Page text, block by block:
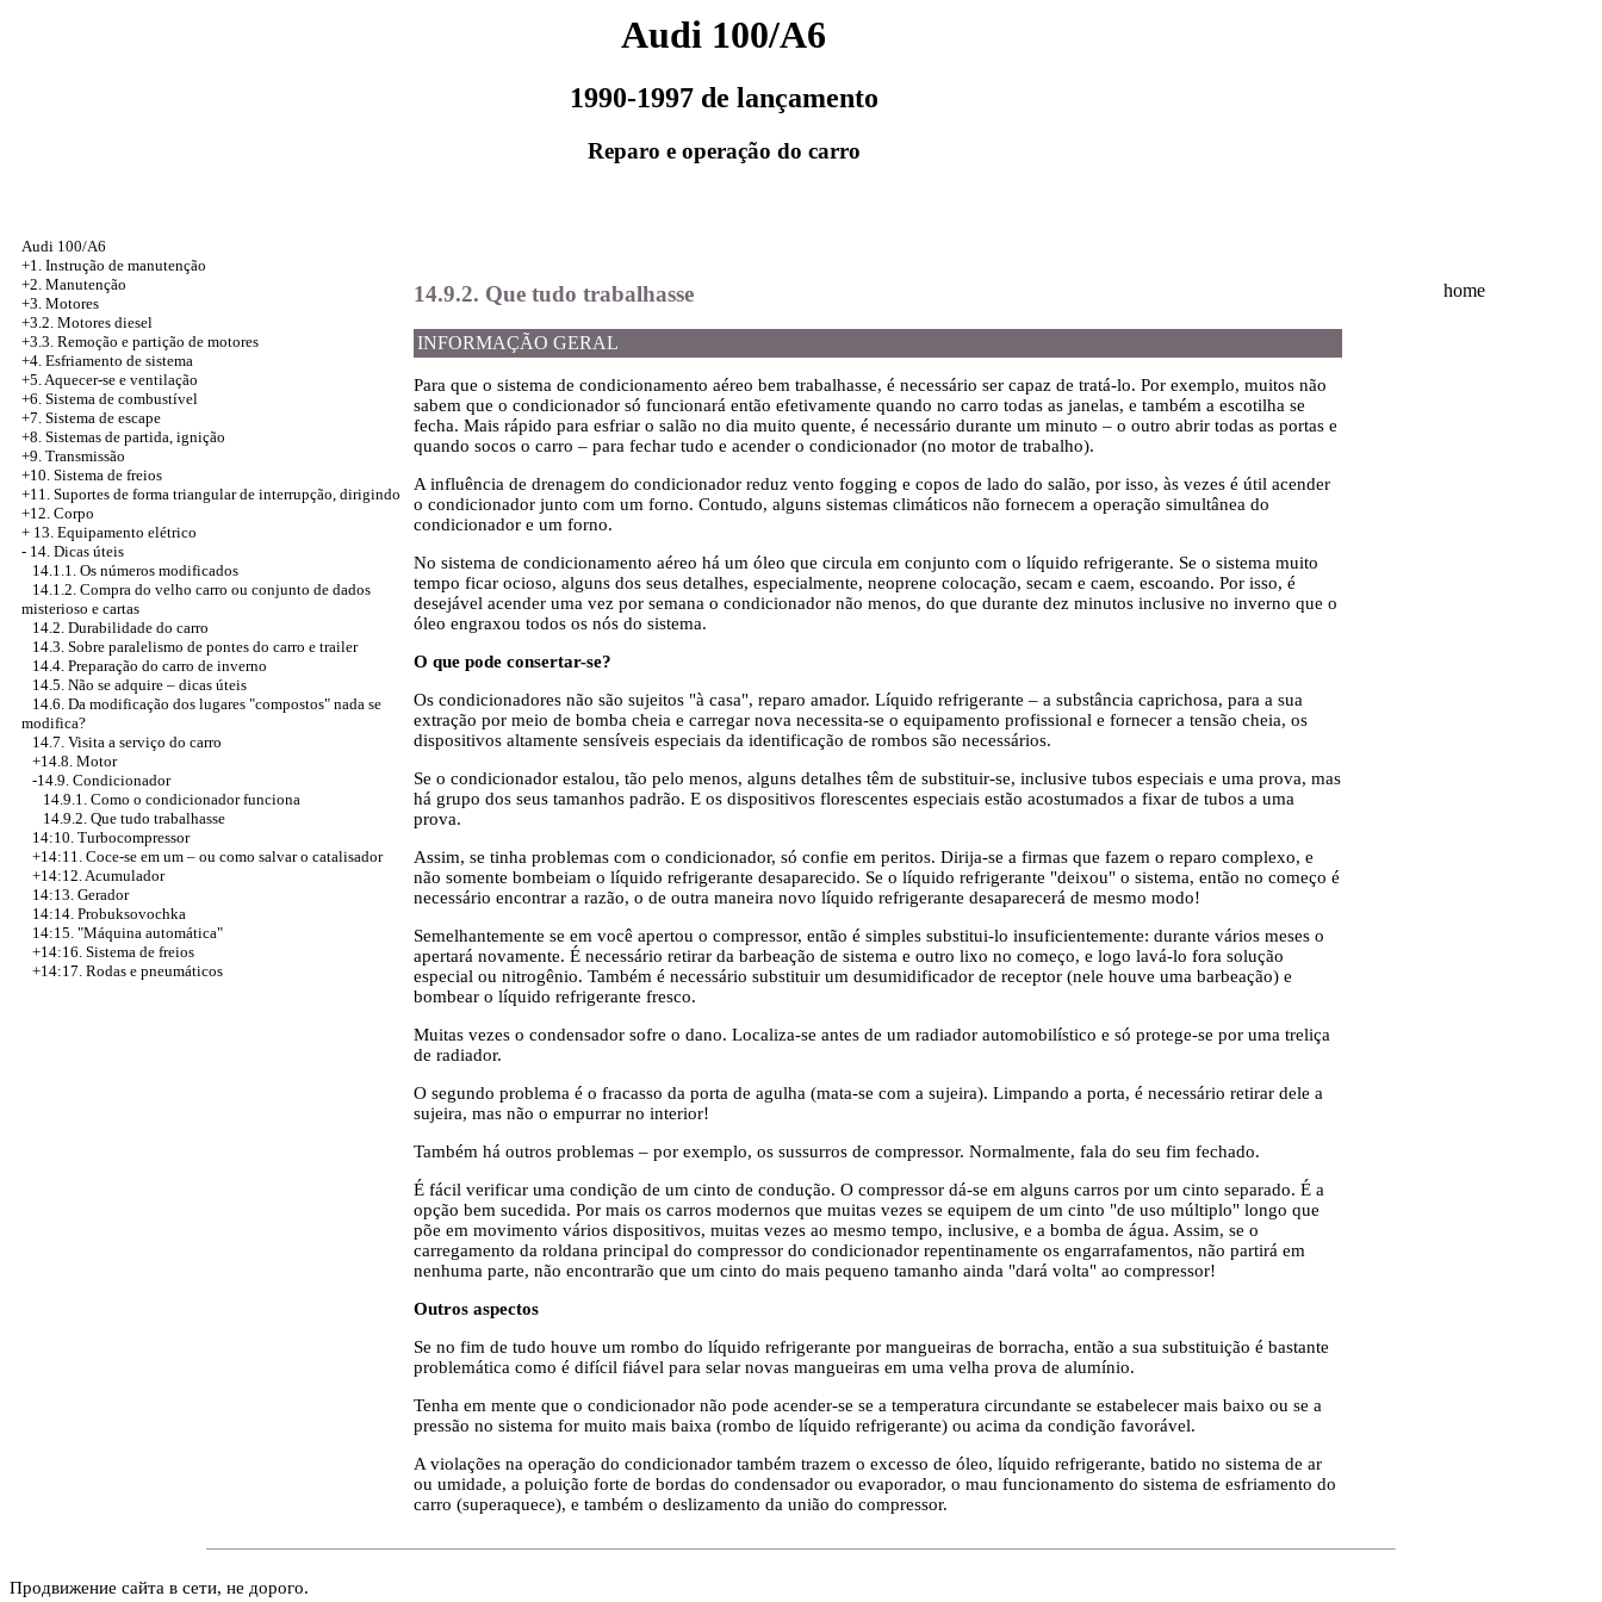
Audi 100/A6
1990-1997 de lançamento
Reparo e operação do carro
Audi 100/A6
+1. Instrução de manutenção
+2. Manutenção
+3. Motores
+3.2. Motores diesel
+3.3. Remoção e partição de motores
+4. Esfriamento de sistema
+5. Aquecer-se e ventilação
+6. Sistema de combustível
+7. Sistema de escape
+8. Sistemas de partida, ignição
+9. Transmissão
+10. Sistema de freios
+11. Suportes de forma triangular de interrupção, dirigindo
+12. Corpo
+ 13. Equipamento elétrico
- 14. Dicas úteis
14.1.1. Os números modificados
14.1.2. Compra do velho carro ou conjunto de dados
misterioso e cartas
14.2. Durabilidade do carro
14.3. Sobre paralelismo de pontes do carro e trailer
14.4. Preparação do carro de inverno
14.5. Não se adquire – dicas úteis
14.6. Da modificação dos lugares "compostos" nada se
modifica?
14.7. Visita a serviço do carro
+14.8. Motor
-14.9. Condicionador
14.9.1. Como o condicionador funciona
14.9.2. Que tudo trabalhasse
14:10. Turbocompressor
+14:11. Coce-se em um – ou como salvar o catalisador
+14:12. Acumulador
14:13. Gerador
14:14. Probuksovochka
14:15. "Máquina automática"
+14:16. Sistema de freios
+14:17. Rodas e pneumáticos
14.9.2. Que tudo trabalhasse
INFORMAÇÃO GERAL
Para que o sistema de condicionamento aéreo bem trabalhasse, é necessário ser capaz de tratá-lo. Por exemplo, muitos não
sabem que o condicionador só funcionará então efetivamente quando no carro todas as janelas, e também a escotilha se
fecha. Mais rápido para esfriar o salão no dia muito quente, é necessário durante um minuto – o outro abrir todas as portas e
quando socos o carro – para fechar tudo e acender o condicionador (no motor de trabalho).
A influência de drenagem do condicionador reduz vento fogging e copos de lado do salão, por isso, às vezes é útil acender
o condicionador junto com um forno. Contudo, alguns sistemas climáticos não fornecem a operação simultânea do
condicionador e um forno.
No sistema de condicionamento aéreo há um óleo que circula em conjunto com o líquido refrigerante. Se o sistema muito
tempo ficar ocioso, alguns dos seus detalhes, especialmente, neoprene colocação, secam e caem, escoando. Por isso, é
desejável acender uma vez por semana o condicionador não menos, do que durante dez minutos inclusive no inverno que o
óleo engraxou todos os nós do sistema.
O que pode consertar-se?
Os condicionadores não são sujeitos "à casa", reparo amador. Líquido refrigerante – a substância caprichosa, para a sua
extração por meio de bomba cheia e carregar nova necessita-se o equipamento profissional e fornecer a tensão cheia, os
dispositivos altamente sensíveis especiais da identificação de rombos são necessários.
Se o condicionador estalou, tão pelo menos, alguns detalhes têm de substituir-se, inclusive tubos especiais e uma prova, mas
há grupo dos seus tamanhos padrão. E os dispositivos florescentes especiais estão acostumados a fixar de tubos a uma
prova.
Assim, se tinha problemas com o condicionador, só confie em peritos. Dirija-se a firmas que fazem o reparo complexo, e
não somente bombeiam o líquido refrigerante desaparecido. Se o líquido refrigerante "deixou" o sistema, então no começo é
necessário encontrar a razão, o de outra maneira novo líquido refrigerante desaparecerá de mesmo modo!
Semelhantemente se em você apertou o compressor, então é simples substitui-lo insuficientemente: durante vários meses o
apertará novamente. É necessário retirar da barbeação de sistema e outro lixo no começo, e logo lavá-lo fora solução
especial ou nitrogênio. Também é necessário substituir um desumidificador de receptor (nele houve uma barbeação) e
bombear o líquido refrigerante fresco.
Muitas vezes o condensador sofre o dano. Localiza-se antes de um radiador automobilístico e só protege-se por uma treliça
de radiador.
O segundo problema é o fracasso da porta de agulha (mata-se com a sujeira). Limpando a porta, é necessário retirar dele a
sujeira, mas não o empurrar no interior!
Também há outros problemas – por exemplo, os sussurros de compressor. Normalmente, fala do seu fim fechado.
É fácil verificar uma condição de um cinto de condução. O compressor dá-se em alguns carros por um cinto separado. É a
opção bem sucedida. Por mais os carros modernos que muitas vezes se equipem de um cinto "de uso múltiplo" longo que
põe em movimento vários dispositivos, muitas vezes ao mesmo tempo, inclusive, e a bomba de água. Assim, se o
carregamento da roldana principal do compressor do condicionador repentinamente os engarrafamentos, não partirá em
nenhuma parte, não encontrarão que um cinto do mais pequeno tamanho ainda "dará volta" ao compressor!
Outros aspectos
Se no fim de tudo houve um rombo do líquido refrigerante por mangueiras de borracha, então a sua substituição é bastante
problemática como é difícil fiável para selar novas mangueiras em uma velha prova de alumínio.
Tenha em mente que o condicionador não pode acender-se se a temperatura circundante se estabelecer mais baixo ou se a
pressão no sistema for muito mais baixa (rombo de líquido refrigerante) ou acima da condição favorável.
A violações na operação do condicionador também trazem o excesso de óleo, líquido refrigerante, batido no sistema de ar
ou umidade, a poluição forte de bordas do condensador ou evaporador, o mau funcionamento do sistema de esfriamento do
carro (superaquece), e também o deslizamento da união do compressor.
home
Продвижение сайта в сети, не дорого.